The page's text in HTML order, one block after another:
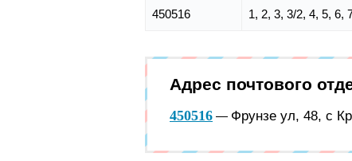
450516 1, 2, 3, 3/2, 4, 5, 6,
Адрес почтового
450516 — Фрунзе ул, 48, с